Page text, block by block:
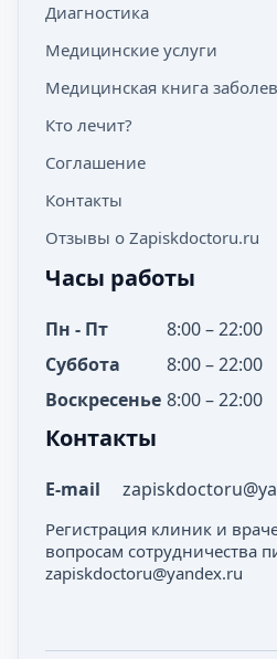
Диагностика
Медицинские услуги
Медицинская книга
Кто лечит?
Соглашение
Контакты
Отзывы о Zapiskdoctoru.ru
Часы работы
Пн - Пт
8:00 – 22:00
Суббота
8:00 – 22:00
Воскресенье 8:00 – 22:00
Контакты
E-mail
Регистрация клиник и
вопросам сотрудничества
zapiskdoctoru@yandex.ru